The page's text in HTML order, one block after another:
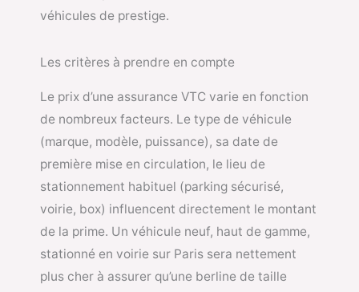
véhicules de prestige.
Les critères à prendre en compte
Le prix d’une assurance VTC varie en fonction
de nombreux facteurs. Le type de véhicule
(marque, modèle, puissance), sa date de
première mise en circulation, le lieu de
stationnement habituel (parking sécurisé,
voirie, box) influencent directement le montant
de la prime. Un véhicule neuf, haut de gamme,
stationné en voirie sur Paris sera nettement
plus cher à assurer qu’une berline de taille